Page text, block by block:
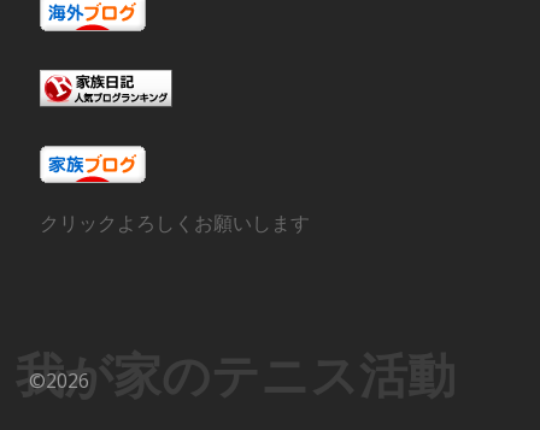
クリックよろしくお願いします
我が家のテニス活動
©2026